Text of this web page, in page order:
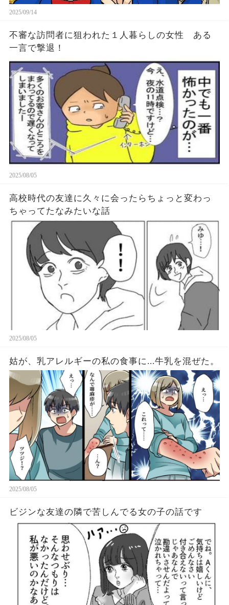
2025/09/14
不審な訪問者に狙われた１人暮らしの女性 ある
一言で撃退！
2025/08/05
高校時代の友達に久々に会ったらちょっと変わっ
ちゃってたなみたいな話
2025/08/05
姑が、乳アレルギーの私の食事に...牛乳を混ぜた。
2025/08/05
ビジンな友達の隣で苦しんでる女の子の話です